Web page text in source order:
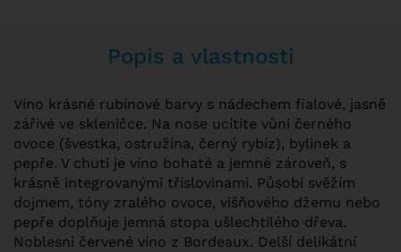
Popis a vlastnosti
Víno krásné rubínové barvy s nádechem fialové, jasně
zářivé ve skleničce. Na nose ucítíte vůni černého
ovoce (švestka, ostružina, černý rybíz), bylinek a
pepře. V chuti je víno bohaté a jemné zároveň, s
krásně integrovanými tříslovinami. Působí svěžím
dojmem, tóny zralého ovoce, višňového džemu nebo
pepře doplňuje jemná stopa ušlechtilého dřeva.
Noblesní červené víno z Bordeaux. Delší delikátní